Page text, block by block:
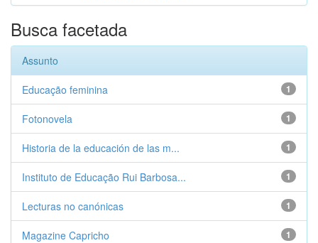
Busca facetada
Assunto
1
Educação feminina
1
Fotonovela
1
Historia de la educación de las m...
1
Instituto de Educação Rui Barbosa...
1
Lecturas no canónicas
1
Magazine Capricho